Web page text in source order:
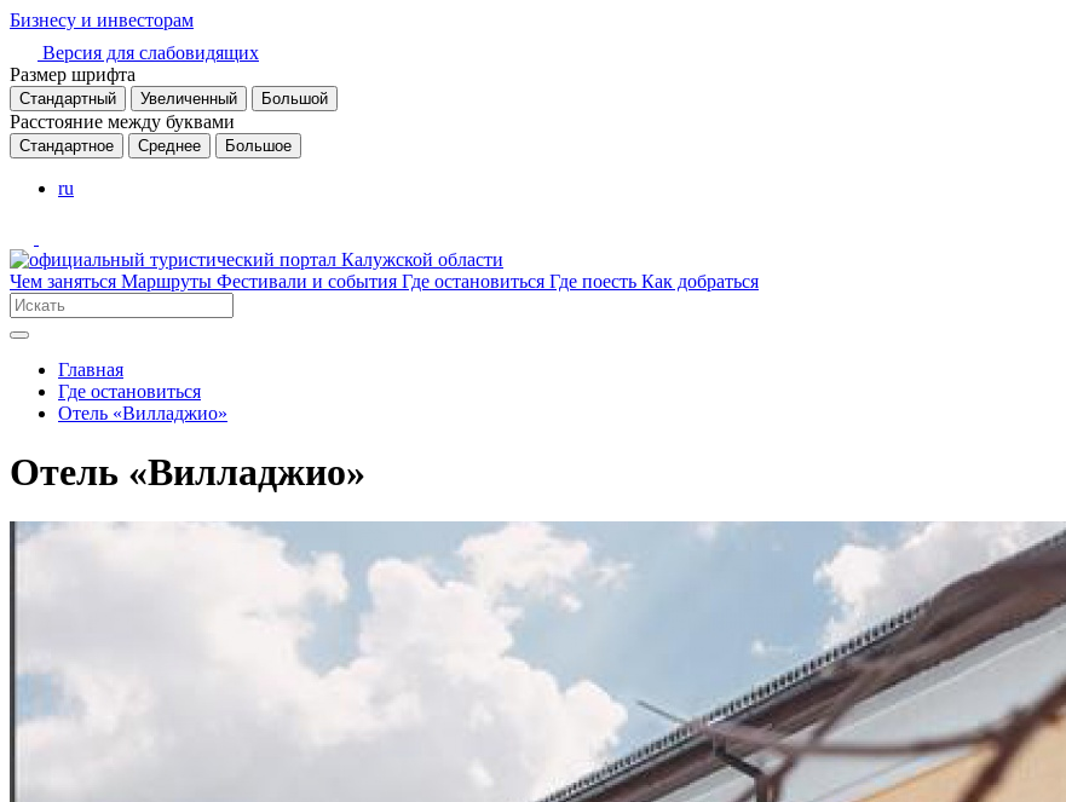
Бизнесу и инвесторам
Версия для слабовидящих
Размер шрифта
Стандартный Увеличенный Большой
Расстояние между буквами
Стандартное Среднее Большое
ru
Чем заняться Маршруты Фестивали и события Где остановиться Где поесть Как добраться
Главная
Где остановиться
Отель «Вилладжио»
Отель «Вилладжио»